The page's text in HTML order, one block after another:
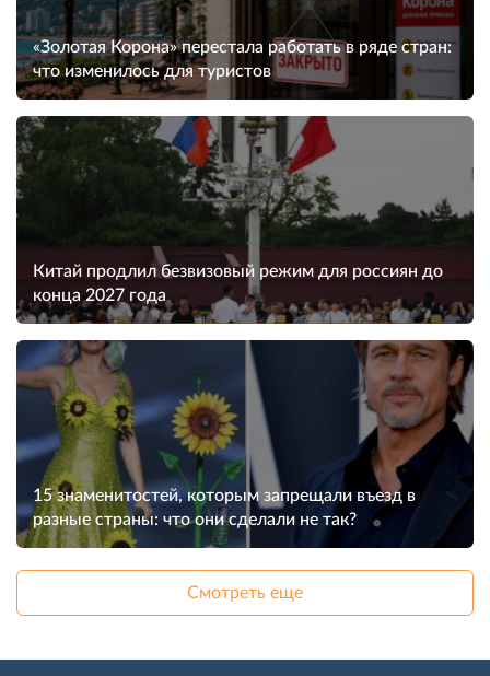
«Золотая Корона» перестала работать в ряде стран:
что изменилось для туристов
Китай продлил безвизовый режим для россиян до
конца 2027 года
15 знаменитостей, которым запрещали въезд в
разные страны: что они сделали не так?
Смотреть еще